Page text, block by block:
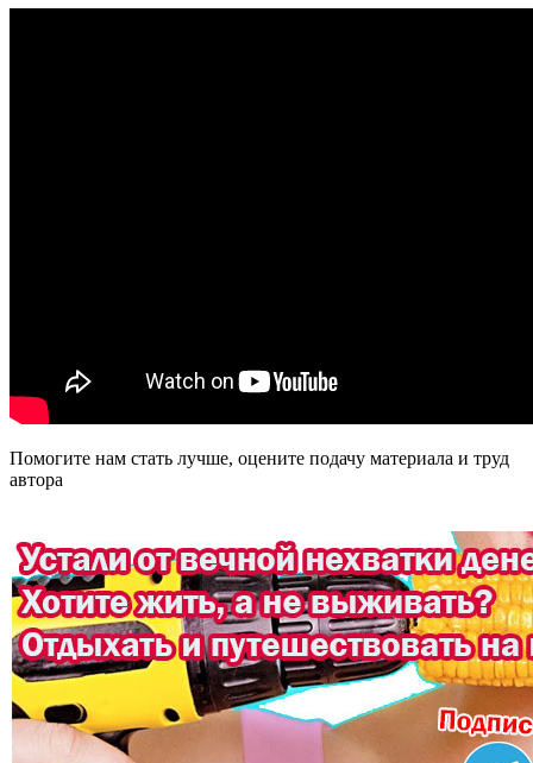
Помогите нам стать лучше, оцените подачу материала и труд
автора